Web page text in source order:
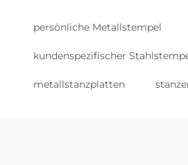
persönliche Metallstempel
kundenspezifischer
metallstanzplatten